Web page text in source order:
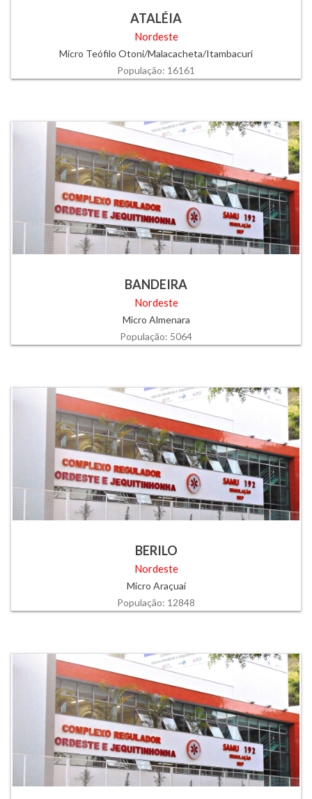
ATALÉIA
Nordeste
Micro Teófilo Otoni/Malacacheta/Itambacuri
População: 16161
BANDEIRA
Nordeste
Micro Almenara
População: 5064
BERILO
Nordeste
Micro Araçuaí
População: 12848